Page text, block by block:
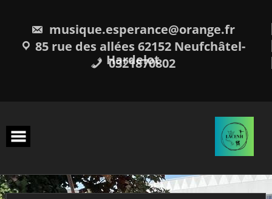
musique.esperance@orange.fr
85 rue des allées 62152 Neufchâtel-
Hardelot
0321870802